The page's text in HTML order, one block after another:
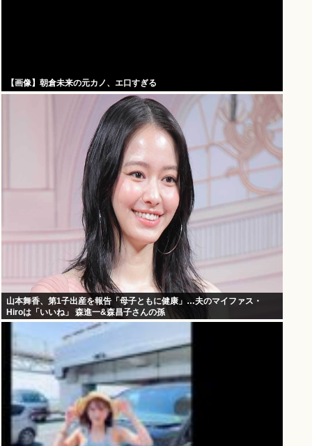
【画像】朝倉未来の元カノ、エ口すぎる
山本舞香、第1子出産を報告「母子ともに健康」…夫のマイファス・
Hiroは「いいね」 森進一&森昌子さんの孫